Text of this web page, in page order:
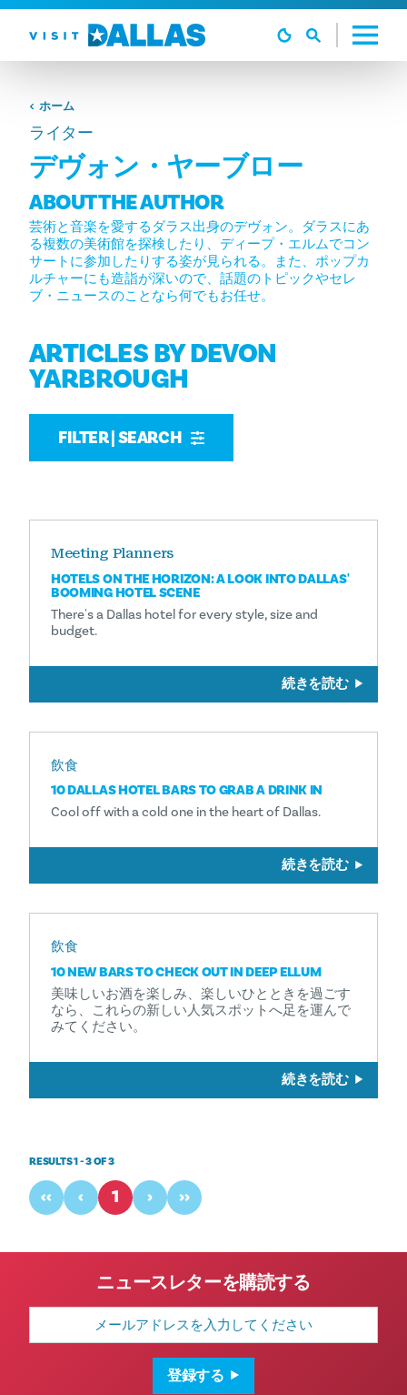
コンテンツへスキップ
ホーム
ライター
デヴォン・ヤーブロー
ABOUT THE AUTHOR
芸術と音楽を愛するダラス出身のデヴォン。ダラスにあ
る複数の美術館を探検したり、ディープ・エルムでコン
サートに参加したりする姿が見られる。また、ポップカ
ルチャーにも造詣が深いので、話題のトピックやセレ
ブ・ニュースのことなら何でもお任せ。
ARTICLES BY DEVON
YARBROUGH
FILTER | SEARCH
Meeting Planners
HOTELS ON THE HORIZON: A LOOK INTO DALLAS'
BOOMING HOTEL SCENE
There's a Dallas hotel for every style, size and
budget.
続きを読む
飲食
10 DALLAS HOTEL BARS TO GRAB A DRINK IN
Cool off with a cold one in the heart of Dallas.
続きを読む
飲食
10 NEW BARS TO CHECK OUT IN DEEP ELLUM
美味しいお酒を楽しみ、楽しいひとときを過ごす
なら、これらの新しい人気スポットへ足を運んで
みてください。
続きを読む
RESULTS 1 - 3 OF 3
‹‹ ‹ 1 › ››
ニュースレターを購読する
メ
ル
登録する